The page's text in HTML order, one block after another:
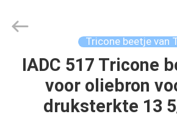
HUIS
PRODUCTEN
Supplier.
Copyright
Manufacturing
Tricone beetje van
IADC 517 Tricone
voor oliebron
druksterkte 13